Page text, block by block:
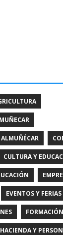
CULTURA Y
EVENTOS Y FERIAS
HACIENDA Y